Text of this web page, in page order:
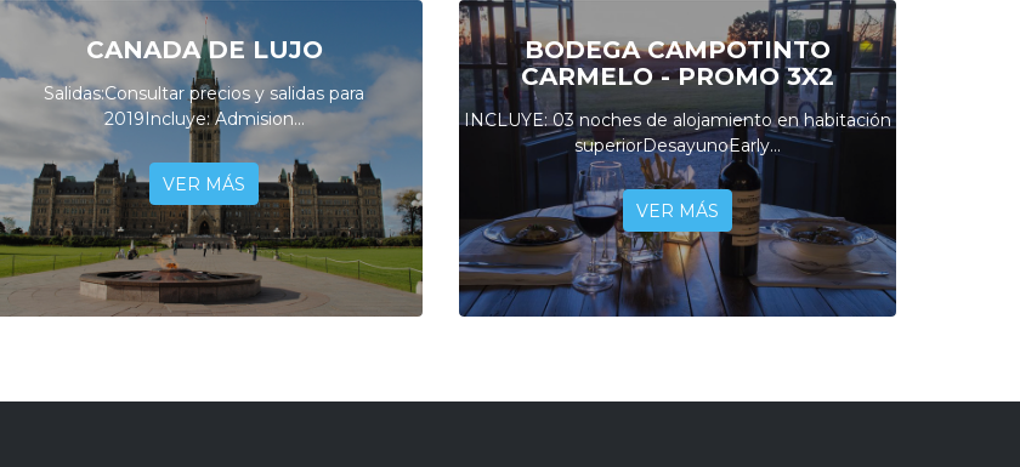
CANADA DE LUJO
Salidas:Consultar precios y salidas para
2019Incluye: Admision...
VER MÁS
BODEGA CAMPOTINTO
CARMELO - PROMO 3X2
INCLUYE: 03 noches de alojamiento en habitación
superiorDesayunoEarly...
VER MÁS